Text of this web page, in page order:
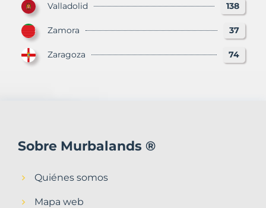
Valladolid 138
Zamora 37
Zaragoza 74
Sobre Murbalands ®
Quiénes somos
Mapa web